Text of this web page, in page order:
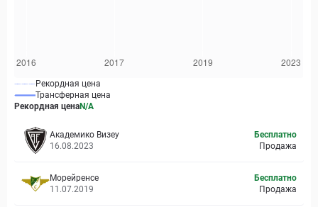
Рекордная цена
Трансферная цена
Рекордная ценаN/A
Академико Визеу
16.08.2023
Бесплатно
Продажа
Морейренсе
11.07.2019
Бесплатно
Продажа